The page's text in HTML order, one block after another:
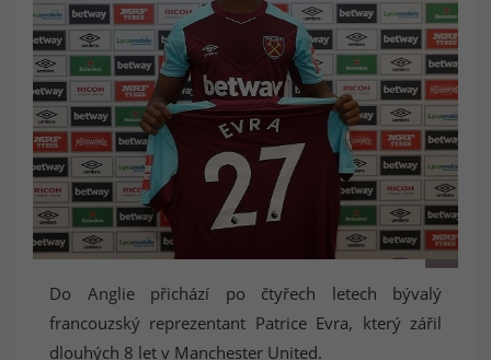
Patrice Evra s dresem West Hamu
Do Anglie přichází po čtyřech letech bývalý
francouzský reprezentant Patrice Evra, který zářil
dlouhých 8 let v Manchester United.